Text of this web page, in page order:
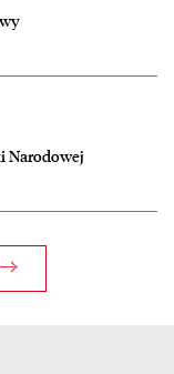
Narodowej
Biblioteki